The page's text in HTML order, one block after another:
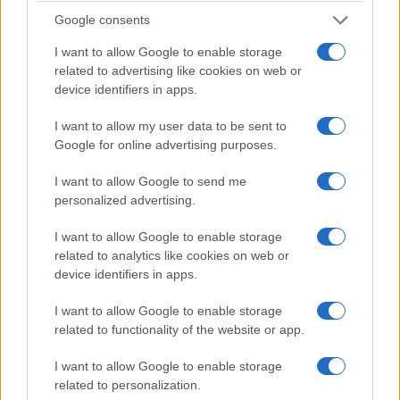
Google consents
I want to allow Google to enable storage
related to advertising like cookies on web or
device identifiers in apps.
I want to allow my user data to be sent to
Google for online advertising purposes.
I want to allow Google to send me
personalized advertising.
I want to allow Google to enable storage
related to analytics like cookies on web or
device identifiers in apps.
I want to allow Google to enable storage
related to functionality of the website or app.
I want to allow Google to enable storage
related to personalization.
magistrati che operano in quei territori e
crediamo di aver contribuito a colmare alcune
lacune nel nostro ordinamento, tra cui la
possibilità di arrestare in flagranza un minore
per ricordare che allora il governo fu accusato
di voler arrestare i minori, ricordo un titolo di
giornale, ‘Il governo vuole arrestare i bimbi’,
ma non era e non è il nostro intento che è
diametralmente opposto, è quello di salvare i
minori”.
Meloni sulla legge elettorale: